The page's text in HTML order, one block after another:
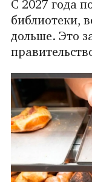
С 2027 года
библиотеки,
дольше. Это